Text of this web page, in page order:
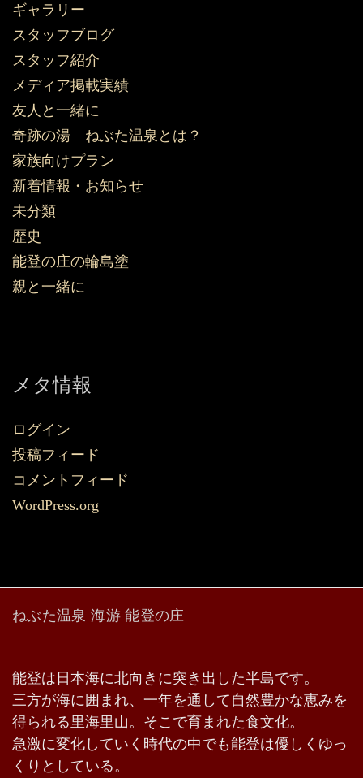
ギャラリー
スタッフブログ
スタッフ紹介
メディア掲載実績
友人と一緒に
奇跡の湯 ねぶた温泉とは？
家族向けプラン
新着情報・お知らせ
未分類
歴史
能登の庄の輪島塗
親と一緒に
メタ情報
ログイン
投稿フィード
コメントフィード
WordPress.org
ねぶた温泉 海游 能登の庄
能登は日本海に北向きに突き出した半島です。
三方が海に囲まれ、一年を通して自然豊かな恵みを
得られる里海里山。そこで育まれた食文化。
急激に変化していく時代の中でも能登は優しくゆっ
くりとしている。